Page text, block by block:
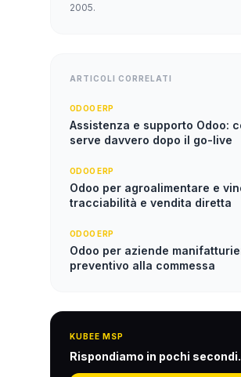
2005.
ARTICOLI CORRELATI
ODOO ERP
Assistenza e supporto Odoo:
serve davvero dopo il go-live
ODOO ERP
Odoo per agroalimentare e
tracciabilità e vendita diretta
ODOO ERP
Odoo per aziende
preventivo alla commessa
KUBEE MSP
Rispondiamo in pochi secondi.